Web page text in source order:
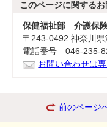
このページに関する
保健福祉部 介護保
〒243-0492 神奈川
電話番号 046-235-
お問い合わせは
前のページ